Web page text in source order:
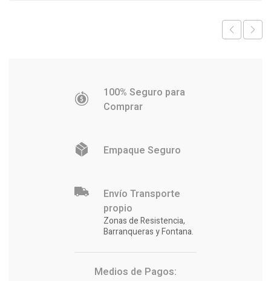
100% Seguro para
Comprar
Empaque Seguro
Envío Transporte
propio
Zonas de Resistencia,
Barranqueras y Fontana.
Medios de Pagos: